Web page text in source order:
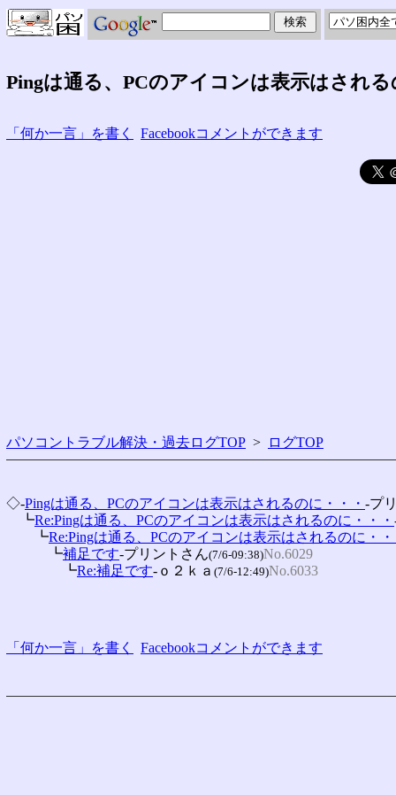
Pingは通る、PCのアイコンは表示はされ
「何か一言」を書く Facebookコメントができます
パソコントラブル解決・過去ログTOP > ログTOP
◇-Pingは通る、PCのアイコンは表示はされるのに・・・ -プ
┗Re:Pingは通る、PCのアイコンは表示はされるのに・・・
┗Re:Pingは通る、PCのアイコンは表示はされるのに・
┗補足です-プリントさん(7/6-09:38)No.6029
┗Re:補足です-ｏ２ｋａ (7/6-12:49)No.6033
「何か一言」を書く Facebookコメントができます